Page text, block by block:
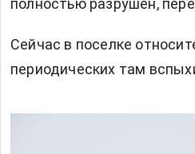
полностью разрушен,
Сейчас в поселке
периодических там